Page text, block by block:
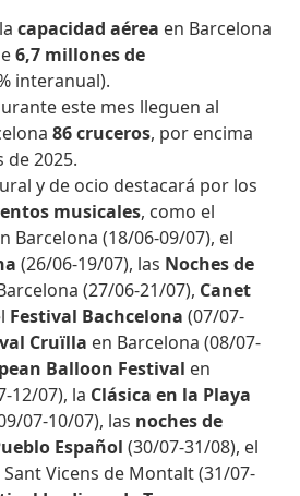
capacidad aérea en Barcelona
6,7 millones de
interanual).
este mes lleguen al
86 cruceros, por encima
de 2025.
y de ocio destacará por los
musicales, como el
Barcelona (18/06-09/07), el
(26/06-19/07), las Noches de
(27/06-21/07), Canet
Festival Bachcelona (07/07-
Cruïlla en Barcelona (08/07-
Balloon Festival en
12/07), la Clásica en la Playa
07-10/07), las noches de
Español (30/07-31/08), el
Sant Vicens de Montalt (31/07-